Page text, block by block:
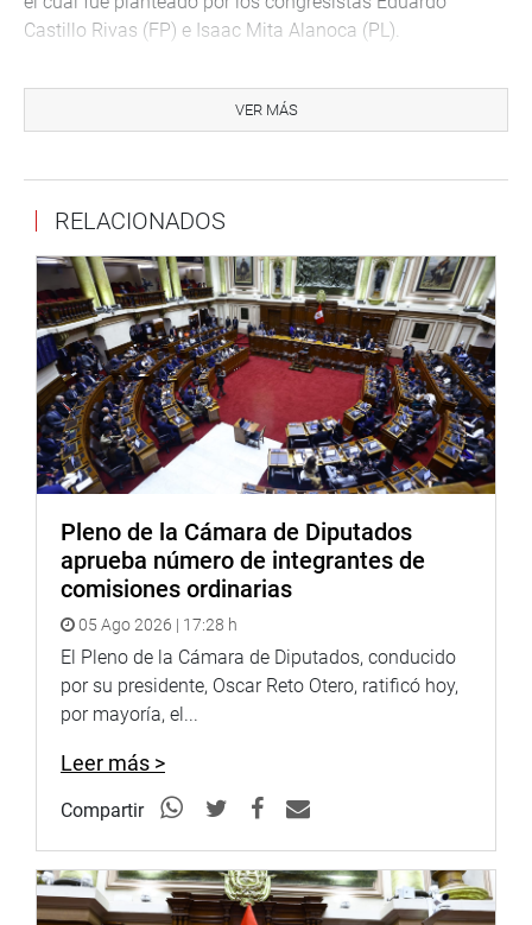
Castillo Rivas (FP) e Isaac Mita Alanoca (PL).
Junta Nacional de Justicia, Imelda Julia Tumialán Pinto,
Henry José Ávila Herrera, Guillermo Santiago Thornberry
inhabilitación de los referidos magistrados.
-La Resolución Legislativa del Congreso N° 7223, que
buscaba acusar e inhabilitar al magistrado Antonio
Humberto de la Haza Barrantes, alcanzó 52 votos a favor,
31 en contra y 08 abstenciones.
Luego con 74 votos a favor, 40 en contra y 03
abstenciones, se aprobó una reconsideración a la
votación del referido proyecto de Resolución Legislativa
del Congreso, pedido que fue planteado por el congresista
Esta quedó pendiente de una segunda votación en el
Pleno del Parlamento.
OFICINA DE COMUNICACIONES E IMAGEN
INSTITUCIONAL
VER MÁS
RELACIONADOS
Pleno de la Cámara de Diputados
aprueba número de integrantes de
comisiones ordinarias
05 Ago 2026 | 17:28 h
El Pleno de la Cámara de Diputados, conducido
por su presidente, Oscar Reto Otero, ratificó hoy,
por mayoría, el...
Leer más >
Compartir